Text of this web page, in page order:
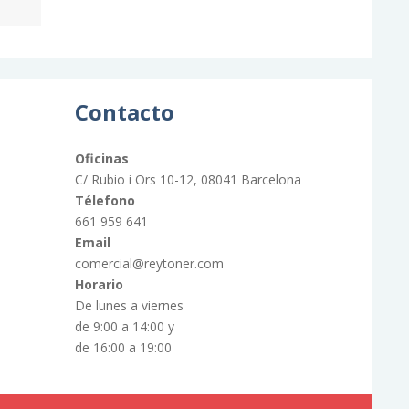
Contacto
Oficinas
C/ Rubio i Ors 10-12, 08041 Barcelona
Télefono
661 959 641
Email
comercial@reytoner.com
Horario
De lunes a viernes
de 9:00 a 14:00 y
de 16:00 a 19:00